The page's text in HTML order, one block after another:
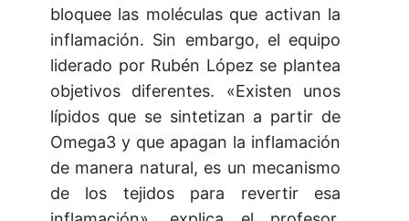
bloquee las moléculas que activan la
inflamación. Sin embargo, el equipo
liderado por Rubén López se plantea
objetivos diferentes. «Existen unos
lípidos que se sintetizan a partir de
Omega3 y que apagan la inflamación
de manera natural, es un mecanismo
de los tejidos para revertir esa